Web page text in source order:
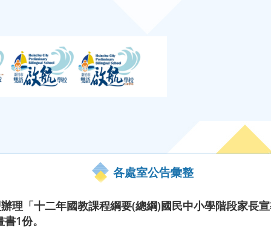
各處室公告彙整
理「十二年國教課程綱要(總綱)國民中小學階段家長
1份。